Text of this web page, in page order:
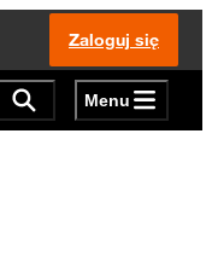
Zaloguj się
Menu